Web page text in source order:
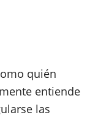
quién
entiende
las